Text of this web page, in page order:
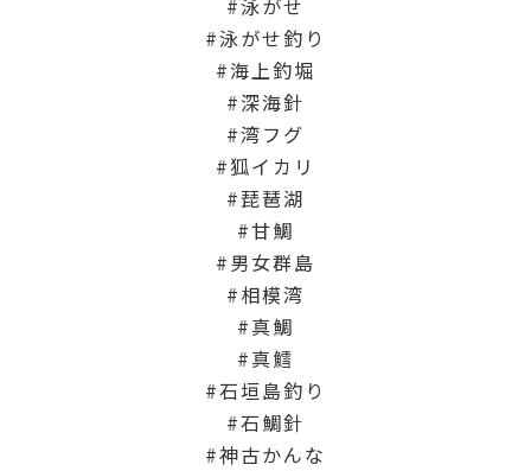
泳がせ
泳がせ釣り
海上釣堀
深海針
湾フグ
狐イカリ
琵琶湖
甘鯛
男女群島
相模湾
真鯛
真鱈
石垣島釣り
石鯛針
神古かんな